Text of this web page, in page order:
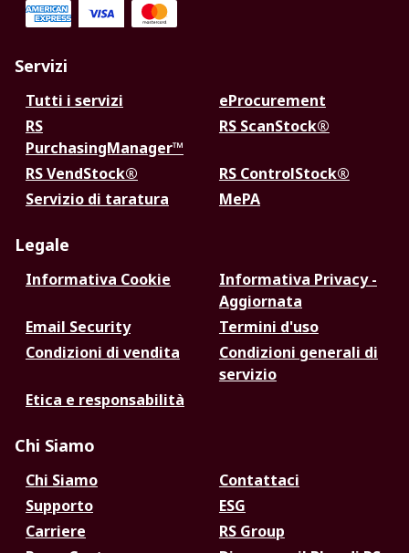
Servizi
Tutti i servizi
eProcurement
RS
PurchasingManager™
RS ScanStock®
RS VendStock®
RS ControlStock®
Servizio di taratura
MePA
Legale
Informativa Cookie
Informativa Privacy -
Aggiornata
Email Security
Termini d'uso
Condizioni di vendita
Condizioni generali di
servizio
Etica e responsabilità
Chi Siamo
Chi Siamo
Contattaci
Supporto
ESG
Carriere
RS Group